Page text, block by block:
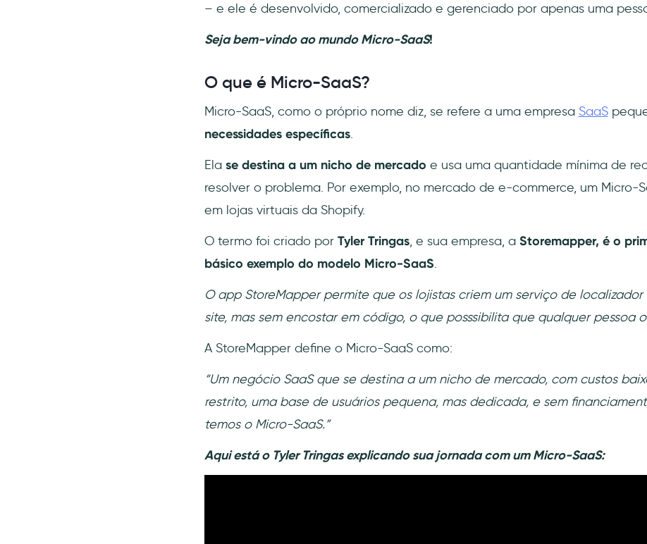
– e ele é desenvolvido, comercializado e gerenciado por apenas uma
Seja bem-vindo ao mundo Micro-SaaS!
O que é Micro-SaaS?
Micro-SaaS, como o próprio nome diz, se refere a uma empresa SaaS
necessidades específicas.
Ela se destina a um nicho de mercado e usa uma quantidade mínima de
resolver o problema. Por exemplo, no mercado de e-commerce, um Micro-
em lojas virtuais da Shopify.
O termo foi criado por Tyler Tringas, e sua empresa, a Storemapper, é o
básico exemplo do modelo Micro-SaaS.
O app StoreMapper permite que os lojistas criem um serviço de localizador
site, mas sem encostar em código, o que posssibilita que qualquer pessoa
A StoreMapper define o Micro-SaaS como:
“Um negócio SaaS que se destina a um nicho de mercado, com custos
restrito, uma base de usuários pequena, mas dedicada, e sem
temos o Micro-SaaS.”
Aqui está o Tyler Tringas explicando sua jornada com um Micro-SaaS: